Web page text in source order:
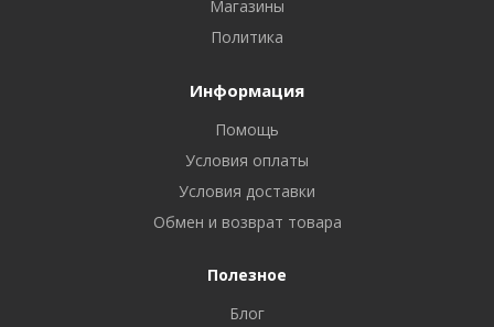
Магазины
Политика
Информация
Помощь
Условия оплаты
Условия доставки
Обмен и возврат товара
Полезное
Блог